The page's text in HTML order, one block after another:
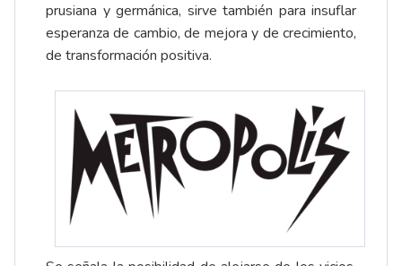
prusiana y germánica, sirve también para insuflar
esperanza de cambio, de mejora y de crecimiento,
de transformación positiva.